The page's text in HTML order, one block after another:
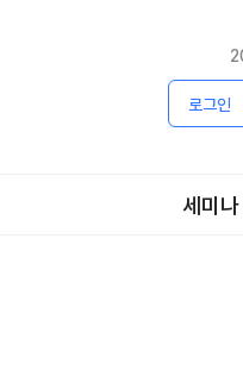
로그인
세미나